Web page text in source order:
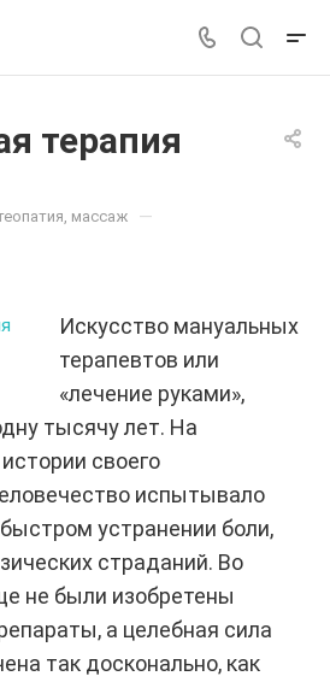
терапия
массаж —
Искусство мануальных
терапевтов или
«лечение руками»,
тысячу лет. На
своего
испытывало
устранении боли,
страданий. Во
не были изобретены
а целебная сила
так досконально, как